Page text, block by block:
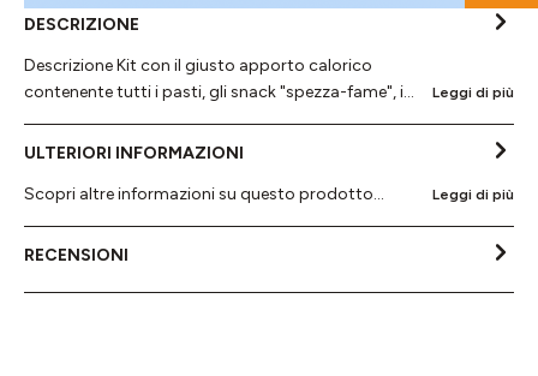
DESCRIZIONE
Descrizione Kit con il giusto apporto calorico
contenente tutti i pasti, gli snack "spezza-fame", i…
Leggi di più
ULTERIORI INFORMAZIONI
Scopri altre informazioni su questo prodotto...
Leggi di più
RECENSIONI